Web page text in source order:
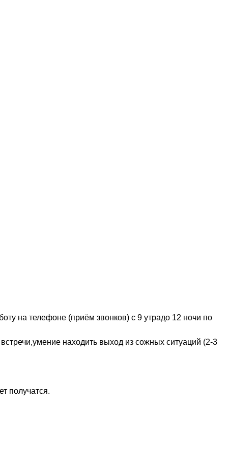
на телефоне (приём звонков) с 9 утрадо 12 ночи по
находить выход из сожных ситуаций (2-3
получатся.